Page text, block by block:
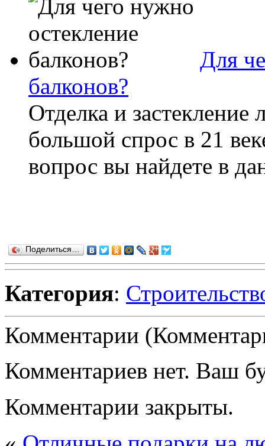
Для
балконов?
Отделка и
большой спрос в 21
вопрос вы найдете в
Поделиться…
Категория:
Комментарии
Комментариев нет. Ваш
Комментарии закрыты.